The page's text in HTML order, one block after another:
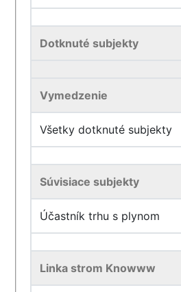
Dotknuté subjekty
Vymedzenie
Všetky dotknuté subjekty
Súvisiace subjekty
Účastník trhu s plynom
Linka strom Knowww